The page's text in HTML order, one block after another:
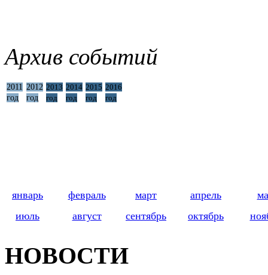
Архив событий
2011
год
2012
год
2013
год
2014
год
2015
год
2016
год
январь февраль март апрель
июль
август сентябрь октябрь
НОВОСТИ